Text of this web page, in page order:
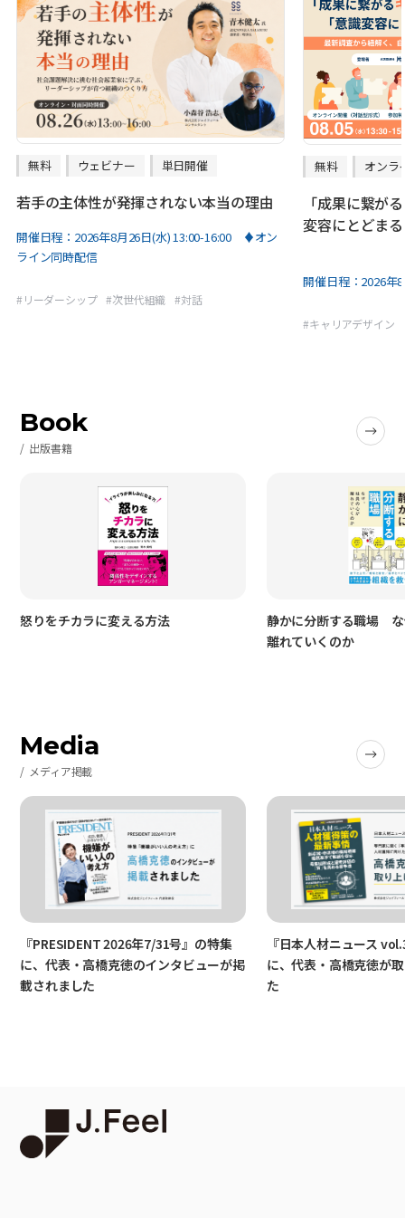
無料 ウェビナー 単日開催
若手の主体性が発揮されない本当の理由
開催日程： 2026年8月26日(水) 13:00-16:00 ♦オン
ライン同時配信
# リーダーシップ #次世代組織 #対話
無料 オンラ
「成果に繋が
変容にとどま
開催日程： 2026年
#キャリアデザイン
Book
出版書籍
怒りをチカラに変える方法
静かに分断する職場
離れていくのか
Media
メディア掲載
『PRESIDENT 2026年7/31号』の特集
に、代表・高橋克徳のインタビューが掲
載されました
『日本人材ニュース
に、代表・高橋克徳が
た